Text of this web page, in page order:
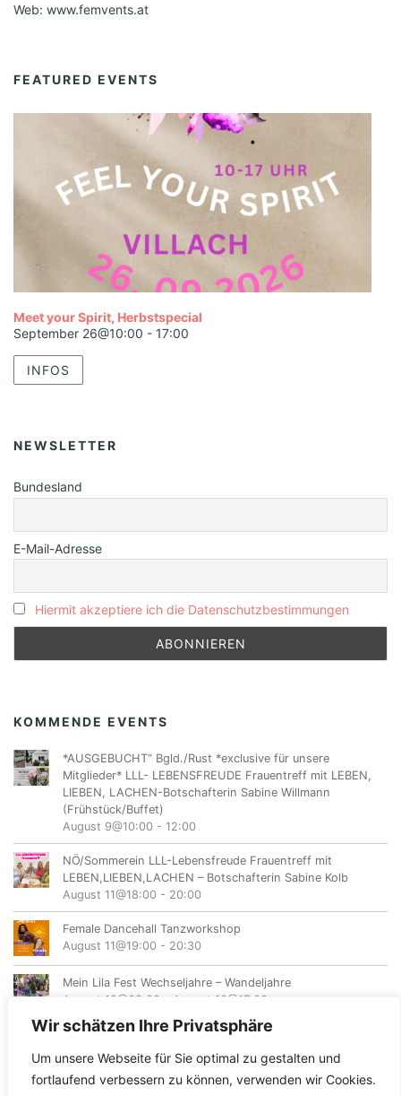
Wir schätzen Ihre Privatsphäre
Um unsere Webseite für Sie optimal zu gestalten und
fortlaufend verbessern zu können, verwenden wir Cookies.
Web: www.femvents.at
FEATURED EVENTS
Meet your Spirit, Herbstspecial
September 26@10:00 - 17:00
INFOS
NEWSLETTER
Bundesland
E-Mail-Adresse
Hiermit akzeptiere ich die Datenschutzbestimmungen
KOMMENDE EVENTS
*AUSGEBUCHT“ Bgld./Rust *exclusive für unsere
Mitglieder* LLL- LEBENSFREUDE Frauentreff mit LEBEN,
LIEBEN, LACHEN-Botschafterin Sabine Willmann
(Frühstück/Buffet)
August 9@10:00 - 12:00
NÖ/Sommerein LLL-Lebensfreude Frauentreff mit
LEBEN,LIEBEN,LACHEN – Botschafterin Sabine Kolb
August 11@18:00 - 20:00
Female Dancehall Tanzworkshop
August 11@19:00 - 20:30
Mein Lila Fest Wechseljahre – Wandeljahre
August 12@08:00
August 16@17:00